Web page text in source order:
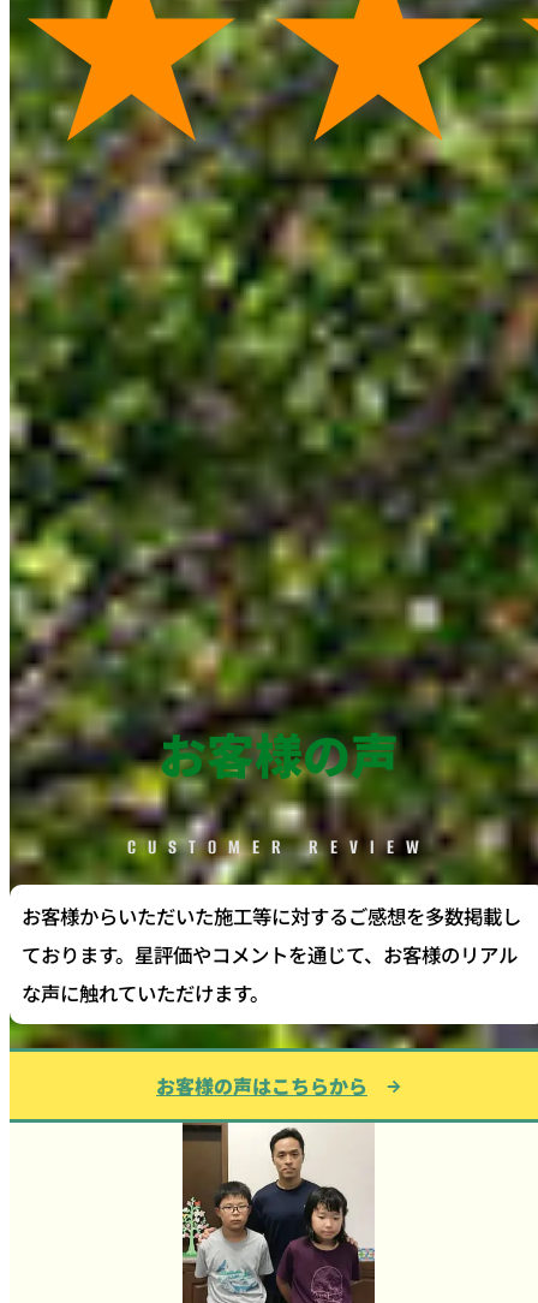
お客様の声
CUSTOMER REVIEW
お客様からいただいた施工等に対するご感想を多数掲載し
ております。星評価やコメントを通じて、お客様のリアル
な声に触れていただけます。
お客様の声はこちらから